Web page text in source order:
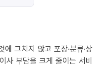
그치지 않고 포장·분류·상
사 부담을 크게 줄이는 서비